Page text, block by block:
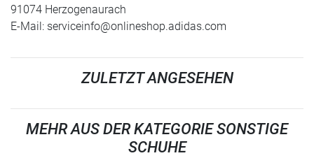
91074 Herzogenaurach
E-Mail: serviceinfo@onlineshop.adidas.com
ZULETZT ANGESEHEN
MEHR AUS DER KATEGORIE SONSTIGE
SCHUHE